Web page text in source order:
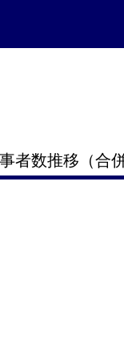
者数推移（合